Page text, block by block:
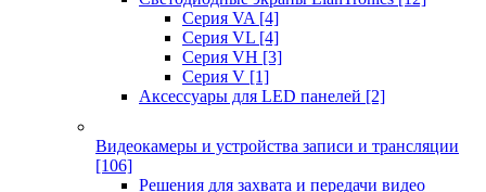
Серия VA [4]
Серия VL [4]
Серия VH [3]
Серия V [1]
Аксессуары для LED панелей [2]
Видеокамеры и устройства записи и трансляции
[106]
Решения для захвата и передачи видео